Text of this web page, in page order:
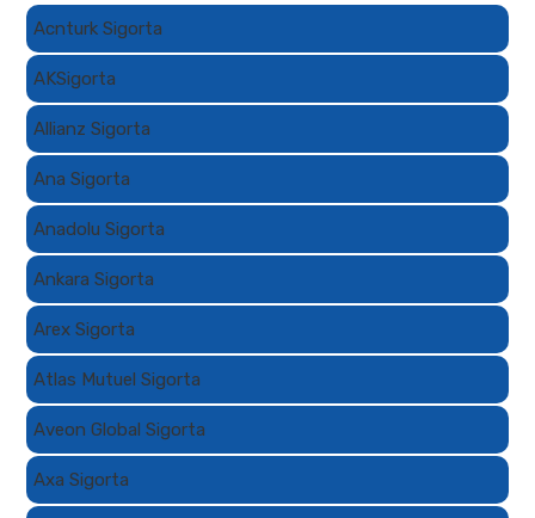
Acnturk Sigorta
AKSigorta
Allianz Sigorta
Ana Sigorta
Anadolu Sigorta
Ankara Sigorta
Arex Sigorta
Atlas Mutuel Sigorta
Aveon Global Sigorta
Axa Sigorta